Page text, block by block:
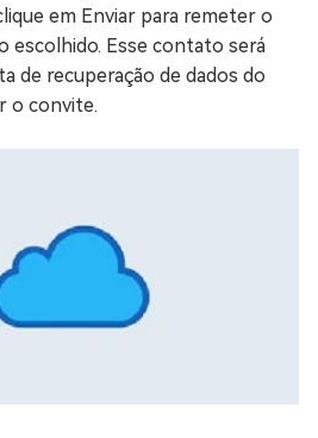
em Enviar para remeter o
escolhido. Esse contato será
de recuperação de dados do
o convite.